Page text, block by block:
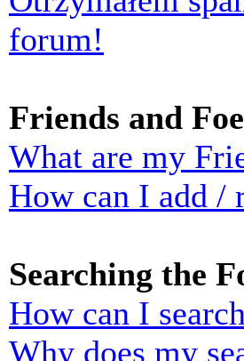
forum!
Friends and
What are my
How can I add /
Searching the
How can I
Why does my